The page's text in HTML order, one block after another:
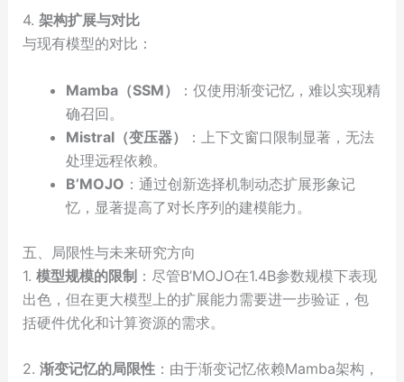
4. 架构扩展与对比
与现有模型的对比：
Mamba（SSM）
：仅使用渐变记忆，难以实现精
确召回。
Mistral（变压器）
：上下文窗口限制显著，无法
处理远程依赖。
B’MOJO ：通过创新选择机制动态扩展形象记
忆，显著提高了对长序列的建模能力。
五、局限性与未来研究方向
1. 模型规模的限制：尽管B’MOJO在1.4B参数规模下表现
出色，但在更大模型上的扩展能力需要进一步验证，包
括硬件优化和计算资源的需求。
2. 渐变记忆的局限性：由于渐变记忆依赖Mamba架构，